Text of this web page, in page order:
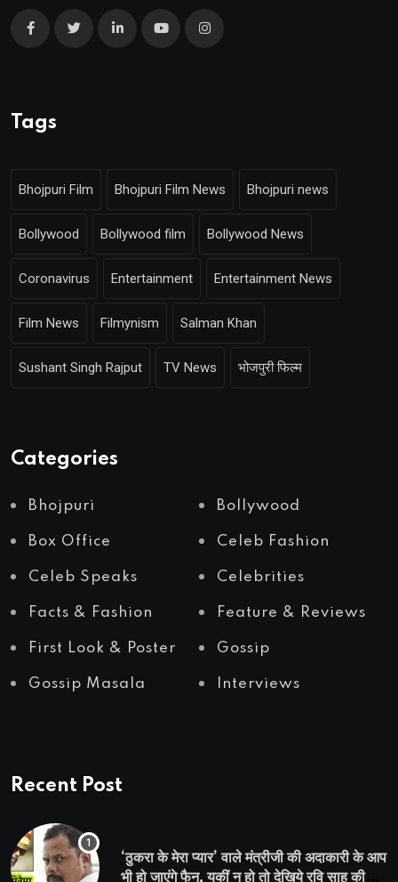
Tags
Bhojpuri Film Bhojpuri Film News Bhojpuri news
Bollywood Bollywood film Bollywood News
Coronavirus Entertainment Entertainment News
Film News Filmynism Salman Khan
Sushant Singh Rajput TV News भोजपुरी फिल्म
Categories
Bhojpuri Bollywood
Box Office Celeb Fashion
Celeb Speaks Celebrities
Facts & Fashion Feature & Reviews
First Look & Poster Gossip
Gossip Masala Interviews
Recent Post
‘ठुकरा के मेरा प्यार’ वाले मंत्रीजी की अदाकारी के आप
भी हो जाएंगे फैन, यकीं न हो तो देखिये रवि साह की